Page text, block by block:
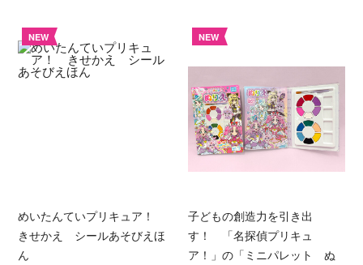
NEW
めいたんていプリキュア！
きせかえ シールあそびえほ
ん
NEW
子どもの創造力を引き出
す！ 「名探偵プリキュ
ア！」の「ミニパレット ぬ